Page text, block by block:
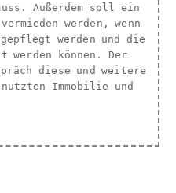
Außerdem soll ein
werden, wenn
werden und die
werden können. Der
diese und weitere
Immobilie und